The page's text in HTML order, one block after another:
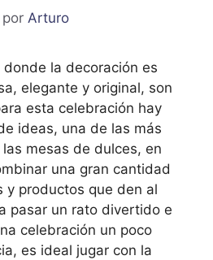
por Arturo
la decoración es
elegante y original, son
esta celebración hay
ideas, una de las más
mesas de dulces, en
una gran cantidad
y productos que den al
pasar un rato divertido e
celebración un poco
es ideal jugar con la